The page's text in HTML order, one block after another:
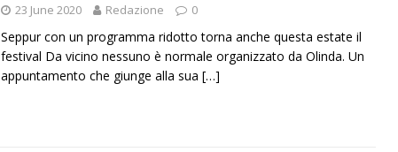
23 June 2020 Redazione 0
Seppur con un programma ridotto torna anche questa estate il
festival Da vicino nessuno è normale organizzato da Olinda. Un
appuntamento che giunge alla sua […]